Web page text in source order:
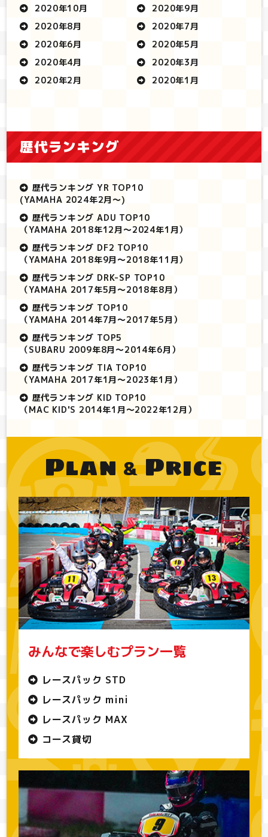
2020年10月
2020年9月
2020年8月
2020年7月
2020年6月
2020年5月
2020年4月
2020年3月
2020年2月
2020年1月
歴代ランキング
歴代ランキング YR TOP10
(YAMAHA 2024年2月～)
歴代ランキング ADU TOP10
（YAMAHA 2018年12月～2024年1月）
歴代ランキング DF2 TOP10
（YAMAHA 2018年9月～2018年11月）
歴代ランキング DRK-SP TOP10
（YAMAHA 2017年5月～2018年8月）
歴代ランキング TOP10
（YAMAHA 2014年7月～2017年5月）
歴代ランキング TOP5
（SUBARU 2009年8月～2014年6月）
歴代ランキング TIA TOP10
（YAMAHA 2017年1月～2023年1月）
歴代ランキング KID TOP10
（MAC KID'S 2014年1月～2022年12月）
Plan&Price
みんなで楽しむプラン一覧
レースパック STD
レースパック mini
レースパック MAX
コース貸切